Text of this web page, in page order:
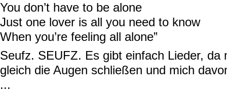
You don’t have to be alone
Just one lover is all you need to know
When you’re feeling all alone”
Seufz. SEUFZ. Es gibt einfach Lieder, da
gleich die Augen schließen und mich
...